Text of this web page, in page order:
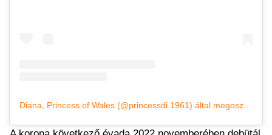
Diana, Princess of Wales (@princessdi.1961) által megosztott bejegyzés